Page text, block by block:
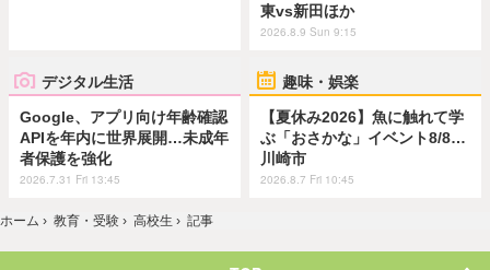
東vs新田ほか
2026.8.9 Sun 9:15
デジタル生活
Google、アプリ向け年齢確認
APIを年内に世界展開…未成年
者保護を強化
2026.7.31 Fri 13:45
趣味・娯楽
【夏休み2026】魚に触れて学
ぶ「おさかな」イベント8/8…
川崎市
2026.8.7 Fri 10:45
ホーム › 教育・受験 › 高校生 › 記事